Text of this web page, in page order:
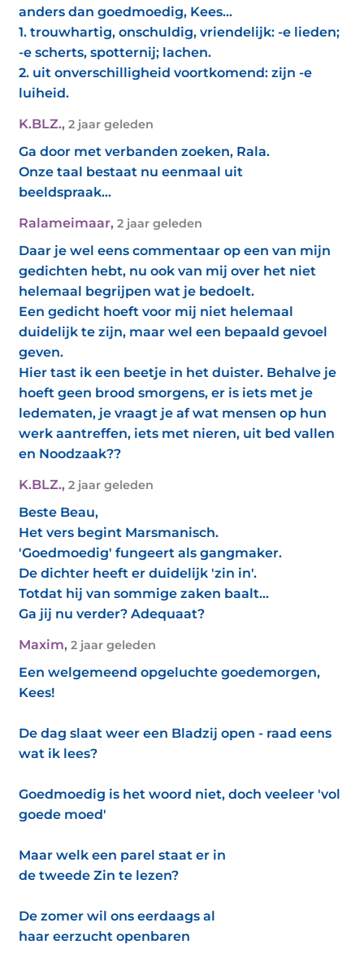
anders dan goedmoedig, Kees...
1. trouwhartig, onschuldig, vriendelijk: -e lieden;
-e scherts, spotternij; lachen.
2. uit onverschilligheid voortkomend: zijn -e
luiheid.
K.BLZ., 2 jaar geleden
Ga door met verbanden zoeken, Rala.
Onze taal bestaat nu eenmaal uit
beeldspraak...
Ralameimaar, 2 jaar geleden
Daar je wel eens commentaar op een van mijn
gedichten hebt, nu ook van mij over het niet
helemaal begrijpen wat je bedoelt.
Een gedicht hoeft voor mij niet helemaal
duidelijk te zijn, maar wel een bepaald gevoel
geven.
Hier tast ik een beetje in het duister. Behalve je
hoeft geen brood smorgens, er is iets met je
ledematen, je vraagt je af wat mensen op hun
werk aantreffen, iets met nieren, uit bed vallen
en Noodzaak??
K.BLZ., 2 jaar geleden
Beste Beau,
Het vers begint Marsmanisch.
'Goedmoedig' fungeert als gangmaker.
De dichter heeft er duidelijk 'zin in'.
Totdat hij van sommige zaken baalt...
Ga jij nu verder? Adequaat?
Maxim, 2 jaar geleden
Een welgemeend opgeluchte goedemorgen,
Kees!
De dag slaat weer een Bladzij open - raad eens
wat ik lees?
Goedmoedig is het woord niet, doch veeleer 'vol
goede moed'
Maar welk een parel staat er in
de tweede Zin te lezen?
De zomer wil ons eerdaags al
haar eerzucht openbaren